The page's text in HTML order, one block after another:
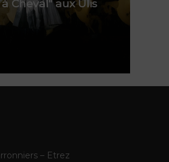
à Cheval" aux Ulis
– Etrez